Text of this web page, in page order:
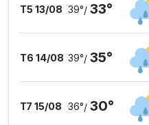
T5 13/08 39°/ 33°
T6 14/08 39°/ 35°
T7 15/08 36°/ 30°